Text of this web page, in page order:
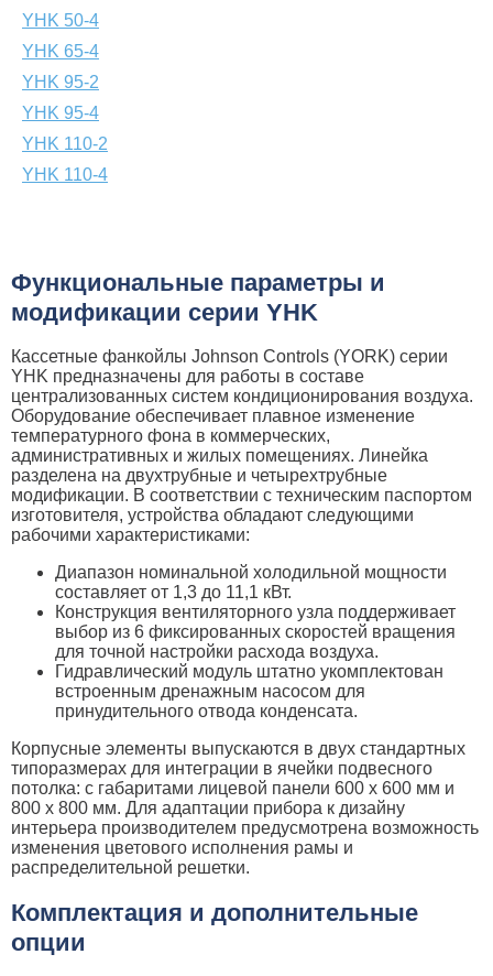
YHK 50-4
YHK 65-4
YHK 95-2
YHK 95-4
YHK 110-2
YHK 110-4
Функциональные параметры и
модификации серии YHK
Кассетные фанкойлы Johnson Controls (YORK) серии
YHK предназначены для работы в составе
централизованных систем кондиционирования воздуха.
Оборудование обеспечивает плавное изменение
температурного фона в коммерческих,
административных и жилых помещениях. Линейка
разделена на двухтрубные и четырехтрубные
модификации. В соответствии с техническим паспортом
изготовителя, устройства обладают следующими
рабочими характеристиками:
Диапазон номинальной холодильной мощности
составляет от 1,3 до 11,1 кВт.
Конструкция вентиляторного узла поддерживает
выбор из 6 фиксированных скоростей вращения
для точной настройки расхода воздуха.
Гидравлический модуль штатно укомплектован
встроенным дренажным насосом для
принудительного отвода конденсата.
Корпусные элементы выпускаются в двух стандартных
типоразмерах для интеграции в ячейки подвесного
потолка: с габаритами лицевой панели 600 x 600 мм и
800 x 800 мм. Для адаптации прибора к дизайну
интерьера производителем предусмотрена возможность
изменения цветового исполнения рамы и
распределительной решетки.
Комплектация и дополнительные
опции